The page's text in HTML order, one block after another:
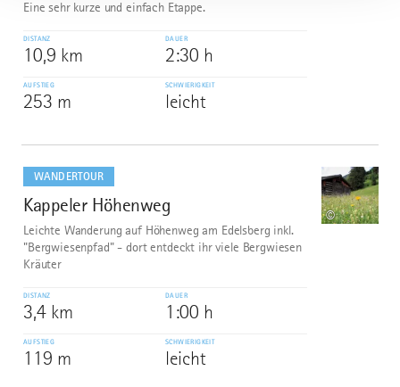
Eine sehr kurze und einfach Etappe.
DISTANZ
10,9 km
DAUER
2:30 h
AUFSTIEG
253 m
SCHWIERIGKEIT
leicht
WANDERTOUR
7
Kappeler Höhenweg
©
Leichte Wanderung auf Höhenweg am Edelsberg inkl.
"Bergwiesenpfad" - dort entdeckt ihr viele Bergwiesen
Kräuter
DISTANZ
3,4 km
DAUER
1:00 h
AUFSTIEG
119 m
SCHWIERIGKEIT
leicht
dazu